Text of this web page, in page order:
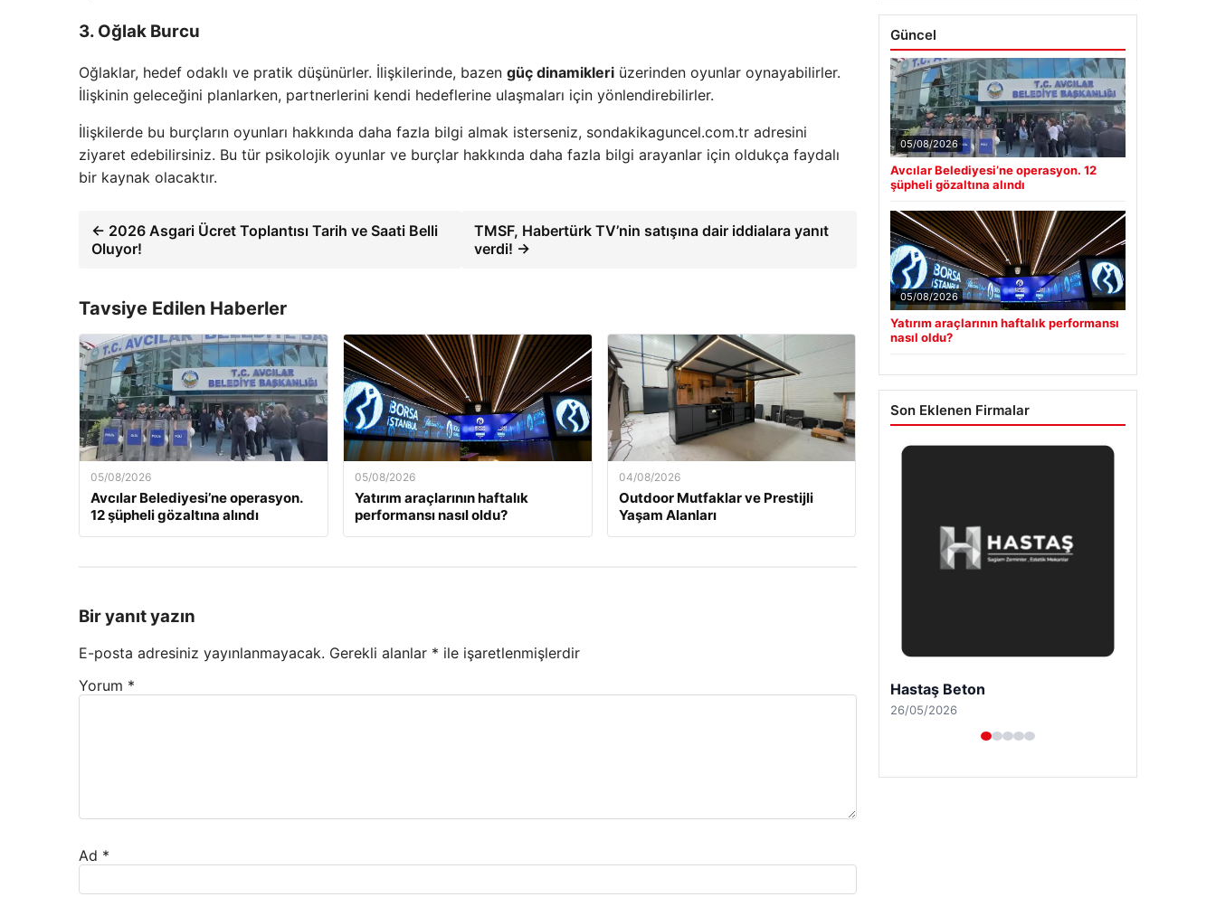
3. Oğlak Burcu
Oğlaklar, hedef odaklı ve pratik düşünürler. İlişkilerinde, bazen güç dinamikleri üzerinden oyunlar oynayabilirler.
İlişkinin geleceğini planlarken, partnerlerini kendi hedeflerine ulaşmaları için yönlendirebilirler.
İlişkilerde bu burçların oyunları hakkında daha fazla bilgi almak isterseniz, sondakikaguncel.com.tr adresini
ziyaret edebilirsiniz. Bu tür psikolojik oyunlar ve burçlar hakkında daha fazla bilgi arayanlar için oldukça faydalı
bir kaynak olacaktır.
← 2026 Asgari Ücret Toplantısı Tarih ve Saati Belli
Oluyor!
TMSF, Habertürk TV’nin satışına dair iddialara yanıt
verdi! →
Tavsiye Edilen Haberler
05/08/2026
Avcılar Belediyesi’ne operasyon.
12 şüpheli gözaltına alındı
05/08/2026
Yatırım araçlarının haftalık
performansı nasıl oldu?
04/08/2026
Outdoor Mutfaklar ve Prestijli
Yaşam Alanları
Bir yanıt yazın
E-posta adresiniz yayınlanmayacak. Gerekli alanlar * ile işaretlenmişlerdir
Yorum *
Ad *
Güncel
05/08/2026
Avcılar Belediyesi’ne operasyon. 12
şüpheli gözaltına alındı
05/08/2026
Yatırım araçlarının haftalık performansı
nasıl oldu?
Son Eklenen Firmalar
Enes Kaplan Avukatlık Bürosu
28/04/2026